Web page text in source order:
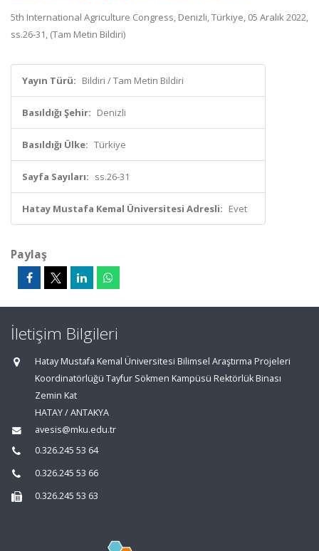
5th International Agriculture Congress, Denizli, Türkiye, 05 Aralık 2022,
ss.26-31, (Tam Metin Bildiri)
Yayın Türü: Bildiri / Tam Metin Bildiri
Basıldığı Şehir: Denizli
Basıldığı Ülke: Türkiye
Sayfa Sayıları: ss.26-31
Hatay Mustafa Kemal Üniversitesi Adresli: Evet
Paylaş
İletişim Bilgileri
Hatay Mustafa Kemal Üniversitesi Bilimsel Araştırma Projeleri
Koordinatörlüğü Tayfur Sökmen Kampüsü Rektörlük Binası
Zemin Kat
HATAY / ANTAKYA
avesis@mku.edu.tr
0.326.245 53 64
0.326.245 53 66
0.326.245 53 63